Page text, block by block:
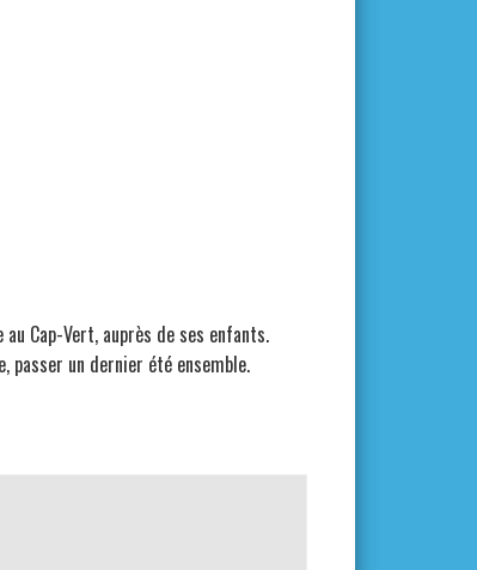
Cap-Vert, auprès de ses enfants.
passer un dernier été ensemble.